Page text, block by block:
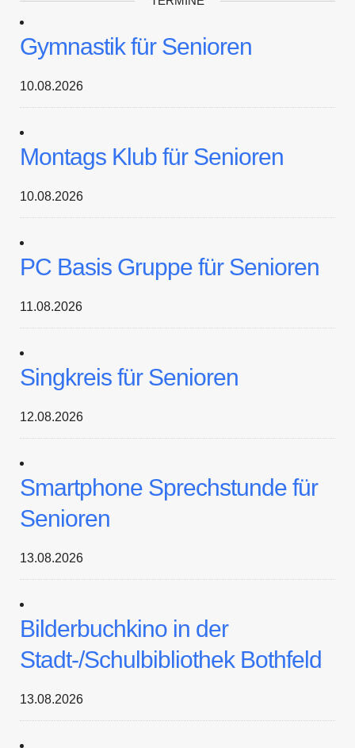
Gymnastik für Senioren
10.08.2026
Montags Klub für Senioren
10.08.2026
PC Basis Gruppe für Senioren
11.08.2026
Singkreis für Senioren
12.08.2026
Smartphone Sprechstunde für
Senioren
13.08.2026
Bilderbuchkino in der
Stadt-/Schulbibliothek Bothfeld
13.08.2026